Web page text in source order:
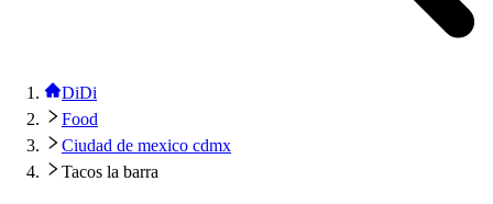
DiDi
Food
Ciudad de mexico cdmx
Tacos la barra